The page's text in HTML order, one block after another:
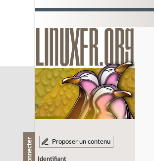
Proposer un contenu
Identifiant